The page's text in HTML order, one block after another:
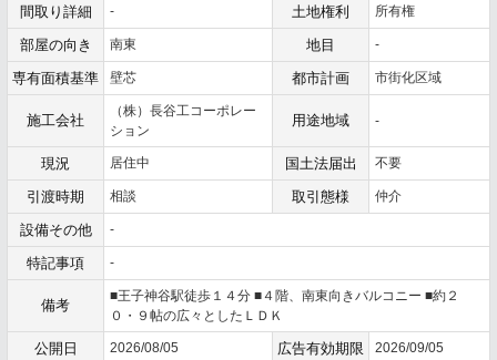
間取り詳細 - 土地権利 所有権
部屋の向き 南東 地目 -
専有面積基準 壁芯 都市計画 市街化区域
施工会社
（株）長谷工コーポレー
ション
用途地域 -
現況 居住中 国土法届出 不要
引渡時期 相談 取引態様 仲介
設備その他 -
特記事項 -
備考
■王子神谷駅徒歩１４分 ■４階、南東向きバルコニー ■約２
０・９帖の広々としたＬＤＫ
公開日 2026/08/05 広告有効期限 2026/09/05